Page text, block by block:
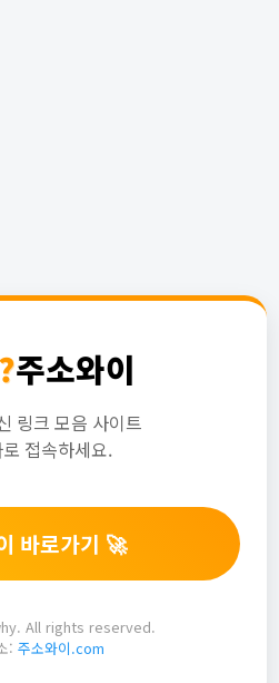
주소와이
링크 모음 사이트
접속하세요.
바로가기 🚀
All rights reserved.
: 주소와이.com